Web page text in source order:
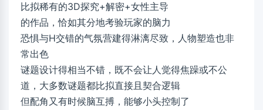
比拟稀有的3D探究+解密+女性主导
的作品，恰如其分地考验玩家的脑力
恐惧与H交错的气氛营建得淋漓尽致，人物塑造也非
常出色
谜题设计得相当不错，既不会让人觉得焦躁或不公
道，大多数谜题都比拟直接且契合逻辑
但配角又有时候脑互搏，能够小头控制了